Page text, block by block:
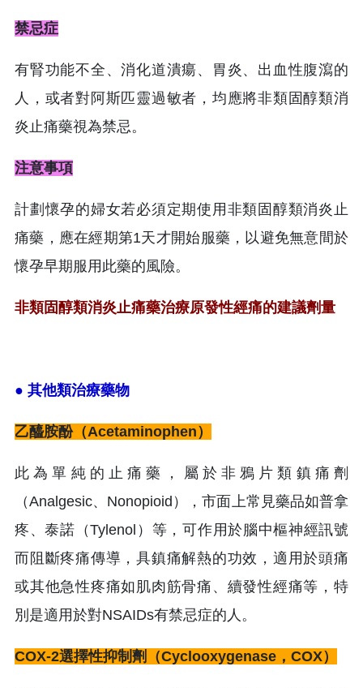
禁忌症
有腎功能不全、消化道潰瘍、胃炎、出血性腹瀉的
人，或者對阿斯匹靈過敏者，均應將非類固醇類消
炎止痛藥視為禁忌。
注意事項
計劃懷孕的婦女若必須定期使用非類固醇類消炎止
痛藥，應在經期第1天才開始服藥，以避免無意間於
懷孕早期服用此藥的風險。
非類固醇類消炎止痛藥治療原發性經痛的建議劑量
● 其他類治療藥物
乙醯胺酚（Acetaminophen）
此為單純的止痛藥，屬於非鴉片類鎮痛劑
（Analgesic、Nonopioid），市面上常見藥品如普拿
疼、泰諾（Tylenol）等，可作用於腦中樞神經訊號
而阻斷疼痛傳導，具鎮痛解熱的功效，適用於頭痛
或其他急性疼痛如肌肉筋骨痛、續發性經痛等，特
別是適用於對NSAIDs有禁忌症的人。
COX-2選擇性抑制劑（Cyclooxygenase，COX）